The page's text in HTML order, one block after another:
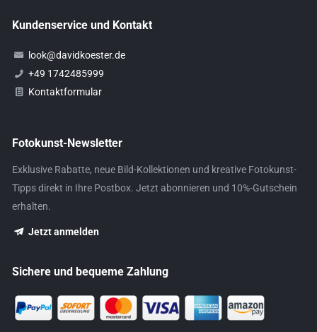
Kundenservice und Kontakt
look@davidkoester.de
+49 1742485999
Kontaktformular
Fotokunst-Newsletter
Exklusive Rabatte, neue Bild-Kollektionen und kreative Fotokunst-
Tipps direkt in Ihre Postbox. Jetzt abonnieren und 10%-Gutschein
erhalten.
Jetzt anmelden
Sichere und bequeme Zahlung